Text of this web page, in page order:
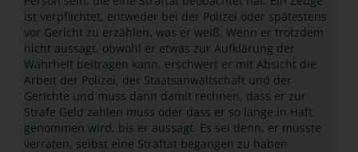
ist verpflichtet, entweder bei der Polizei oder spätestens
vor Gericht zu erzählen, was er weiß. Wenn er trotzdem
nicht aussagt, obwohl er etwas zur Aufklärung der
Wahrheit beitragen kann, erschwert er mit Absicht die
Arbeit der Polizei, der Staatsanwaltschaft und der
Gerichte und muss dann damit rechnen, dass er zur
Strafe Geld zahlen muss oder dass er so lange in Haft
genommen wird, bis er aussagt. Es sei denn, er müsste
verraten, selbst eine Straftat begangen zu haben.